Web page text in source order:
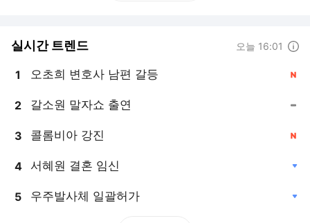
실시간 트렌드 오늘 16:01
1 오초희 변호사 남편 갈등
2 갈소원 말자쇼 출연
3 콜롬비아 강진
4 서혜원 결혼 임신
5 우주발사체 일괄허가